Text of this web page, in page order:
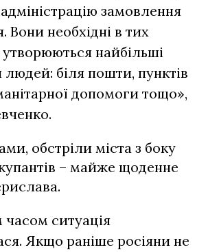
замовлення
Вони необхідні в тих
утворюються найбільші
людей: біля пошти, пунктів
допомоги тощо»,
обстріли міста з боку
– майже щоденне
часом ситуація
Якщо раніше росіяни не